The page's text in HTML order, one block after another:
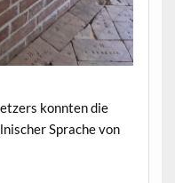
konnten die
Sprache von